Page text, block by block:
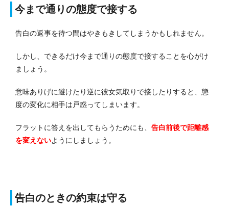
今まで通りの態度で接する
告白の返事を待つ間はやきもきしてしまうかもしれません。
しかし、できるだけ今まで通りの態度で接することを心がけ
ましょう。
意味ありげに避けたり逆に彼女気取りで接したりすると、態
度の変化に相手は戸惑ってしまいます。
フラットに答えを出してもらうためにも、 告白前後で距離感
を変えないようにしましょう。
告白のときの約束は守る